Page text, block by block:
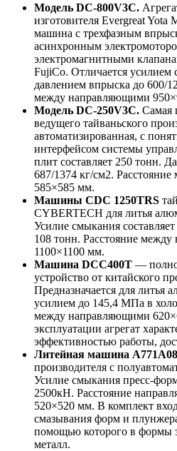
Модель DC-800V3C.
изготовителя Evergreat
машина с трехфазным
асинхронным
электромагнитными
FujiCo. Отличается усилием
давлением впрыска до 600/
между направляющими
Модель DC-250V3C. Самая
ведущего тайваньского
автоматизированная, с
интерфейсом системы
плит составляет 250 тонн.
687/1374 кг/см2.
585×585 мм.
Машины CDC 1250TRS
CYBERTECH для литья
Усилие смыкания
108 тонн. Расстояние
1100×1100 мм.
Машина DCC400T —
устройство от китайского
Предназначается для литья
усилием до 145,4 МПа в
между направляющими
эксплуатации агрегат
эффективностью работы,
Литейная машина А771А08
производителя с
Усилие смыкания пресс-
2500кН. Расстояние
520×520 мм. В комплект
смазывания форм и
помощью которого в формы
металл.